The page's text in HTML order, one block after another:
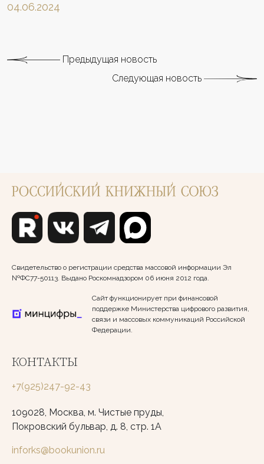
04.06.2024
Предыдущая новость
Следующая новость
Свидетельство о регистрации средства массовой информации Эл
№ФС77-50113. Выдано Роскомнадзором 06 июня 2012 года.
Сайт функционирует при финансовой
поддержке Министерства цифрового развития,
связи и массовых коммуникаций Российской
Федерации.
КОНТАКТЫ
+7(925)247-92-43
109028, Москва, м. Чистые пруды,
Покровский бульвар, д. 8, стр. 1А
inforks@bookunion.ru